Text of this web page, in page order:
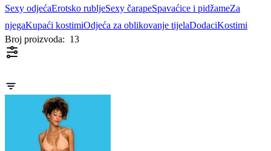
Sexy odjećaErotsko rubljeSexy čarapeSpavaćice i pidžameZa
njegaKupaći kostimiOdjeća za oblikovanje tijelaDodaciKostimi
Broj proizvoda: 13